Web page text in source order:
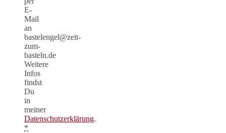
E-
Mail
an
bastelengel@zeit-
zum-
basteln.de
Weitere
Infos
findst
Du
in
meiner
Datenschutzerklärung.
*